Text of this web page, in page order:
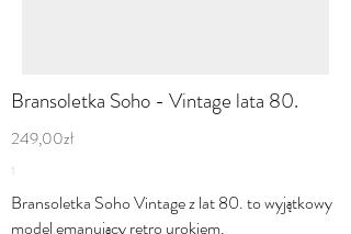
Bransoletka Soho - Vintage lata 80.
249,00zł
1
Bransoletka Soho Vintage z lat 80. to wyjątkowy
model emanujący retro urokiem.